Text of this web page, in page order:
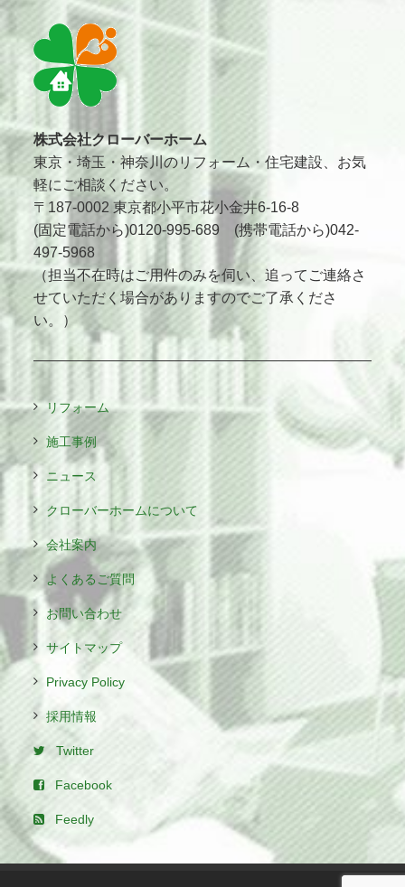
株式会社クローバーホーム
東京・埼玉・神奈川のリフォーム・住宅建設、お気
軽にご相談ください。
〒187-0002 東京都小平市花小金井6-16-8
(固定電話から)0120-995-689 (携帯電話から)042-
497-5968
（担当不在時はご用件のみを伺い、追ってご連絡さ
せていただく場合がありますのでご了承くださ
い。）
リフォーム
施工事例
ニュース
クローバーホームについて
会社案内
よくあるご質問
お問い合わせ
サイトマップ
Privacy Policy
採用情報
Twitter
Facebook
Feedly